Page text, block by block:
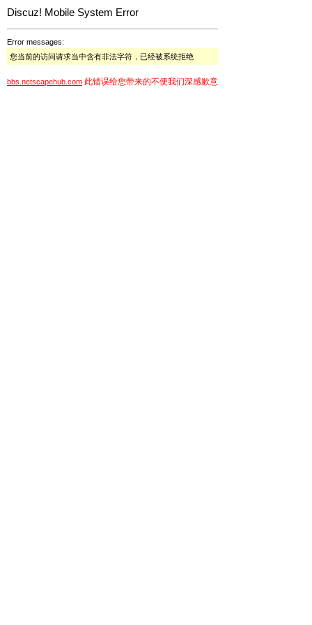
Discuz! Mobile System Error
Error messages:
您当前的访问请求当中含有非法字符，已经被系统拒绝
bbs.netscapehub.com 此错误给您带来的不便我们深感歉意